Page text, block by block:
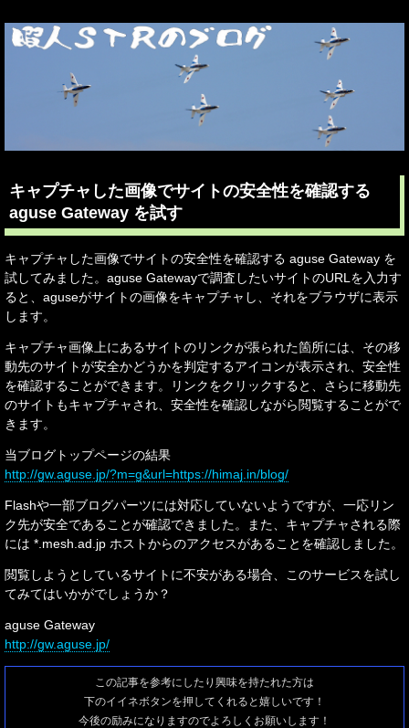
キャプチャした画像でサイトの安全性を確認する
aguse Gateway を試す
キャプチャした画像でサイトの安全性を確認する aguse Gateway を
試してみました。aguse Gatewayで調査したいサイトのURLを入力す
ると、aguseがサイトの画像をキャプチャし、それをブラウザに表示
します。
キャプチャ画像上にあるサイトのリンクが張られた箇所には、その移
動先のサイトが安全かどうかを判定するアイコンが表示され、安全性
を確認することができます。リンクをクリックすると、さらに移動先
のサイトもキャプチャされ、安全性を確認しながら閲覧することがで
きます。
当ブログトップページの結果
http://gw.aguse.jp/?m=g&url=https://himaj.in/blog/
Flashや一部ブログパーツには対応していないようですが、一応リン
ク先が安全であることが確認できました。また、キャプチャされる際
には *.mesh.ad.jp ホストからのアクセスがあることを確認しました。
閲覧しようとしているサイトに不安がある場合、このサービスを試し
てみてはいかがでしょうか？
aguse Gateway
http://gw.aguse.jp/
この記事を参考にしたり興味を持たれた方は
下のイイネボタンを押してくれると嬉しいです！
今後の励みになりますのでよろしくお願いします！